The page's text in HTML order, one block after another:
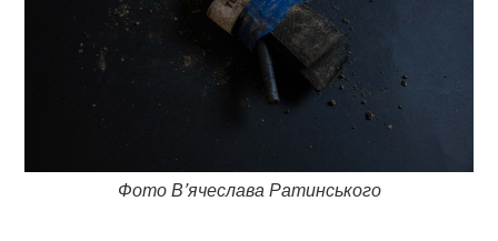
Фото В’ячеслава Ратинського